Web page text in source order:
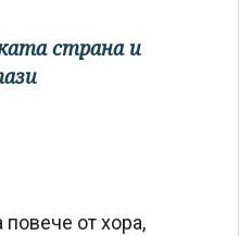
страна и
от хора,